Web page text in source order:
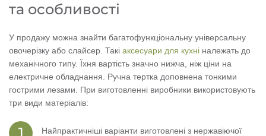
та особливості
У продажу можна знайти багатофункціональну універсальну
овочерізку або слайсер. Такі аксесуари для кухні належать до
механічного типу. Їхня вартість значно нижча, ніж ціни на
електричне обладнання. Ручна тертка доповнена тонкими
гострими лезами. При виготовленні виробники використовують
три види матеріалів:
Найпрактичніші варіанти виготовлені з нержавіючої